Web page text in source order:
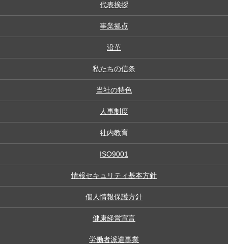
代表挨拶
事業拠点
沿革
私たちの信条
当社の特色
人事制度
社内教育
ISO9001
情報セキュリティ基本方針
個人情報保護方針
健康経営宣言
労働者派遣事業